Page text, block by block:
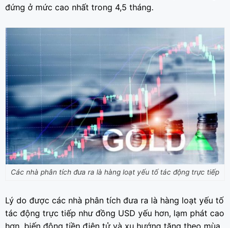
đứng ở mức cao nhất trong 4,5 tháng.
Các nhà phân tích đưa ra là hàng loạt yếu tố tác động trực tiếp
Lý do được các nhà phân tích đưa ra là hàng loạt yếu tố
tác động trực tiếp như đồng USD yếu hơn, lạm phát cao
hơn, biến động tiền điện tử và xu hướng tăng theo mùa